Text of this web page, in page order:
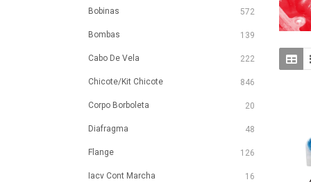
Bobinas 572
Bombas 139
Cabo De Vela 222
Chicote/Kit Chicote 846
Corpo Borboleta 20
Diafragma 48
Flange 126
Iacv Cont Marcha 16